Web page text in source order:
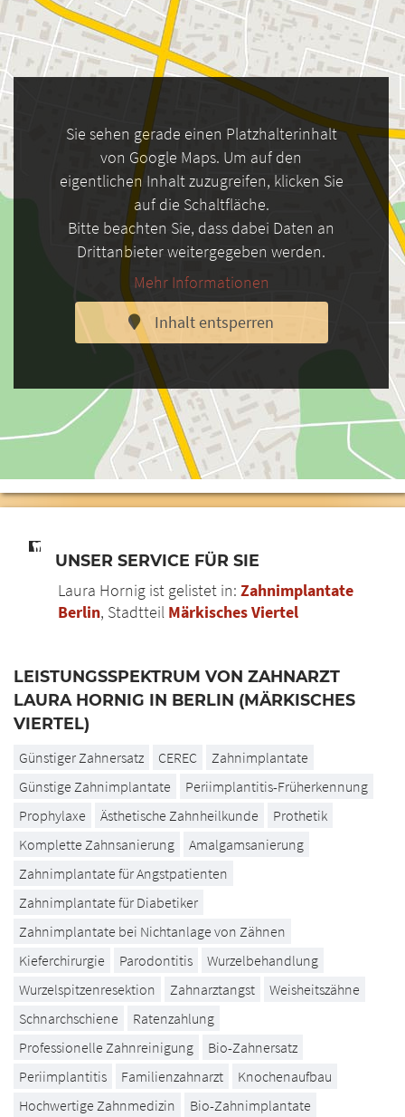
Sie sehen gerade einen Platzhalterinhalt
von Google Maps. Um auf den
eigentlichen Inhalt zuzugreifen, klicken Sie
auf die Schaltfläche.
Bitte beachten Sie, dass dabei Daten an
Drittanbieter weitergegeben werden.
Mehr Informationen
Inhalt entsperren
UNSER SERVICE FÜR SIE
Laura Hornig ist gelistet in: Zahnimplantate
Berlin, Stadtteil Märkisches Viertel
LEISTUNGSSPEKTRUM VON ZAHNARZT
LAURA HORNIG IN BERLIN (MÄRKISCHES
VIERTEL)
Günstiger Zahnersatz CEREC
Zahnimplantate
Günstige Zahnimplantate
Periimplantitis-Früherkennung
Prophylaxe
Ästhetische Zahnheilkunde
Prothetik
Komplette Zahnsanierung
Amalgamsanierung
Zahnimplantate für Angstpatienten
Zahnimplantate für Diabetiker
Zahnimplantate bei Nichtanlage von Zähnen
Kieferchirurgie
Parodontitis
Wurzelbehandlung
Wurzelspitzenresektion
Zahnarztangst
Weisheitszähne
Schnarchschiene
Ratenzahlung
Professionelle Zahnreinigung
Bio-Zahnersatz
Periimplantitis
Familienzahnarzt
Knochenaufbau
Hochwertige Zahnmedizin
Bio-Zahnimplantate